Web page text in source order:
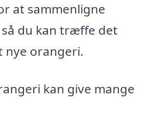
at sammenligne
du kan træffe det
nye orangeri.
kan give mange